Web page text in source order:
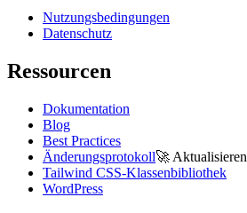
Nutzungsbedingungen
Datenschutz
Ressourcen
Dokumentation
Blog
Best Practices
Änderungsprotokoll🚀 Aktualisieren
Tailwind CSS-Klassenbibliothek
WordPress